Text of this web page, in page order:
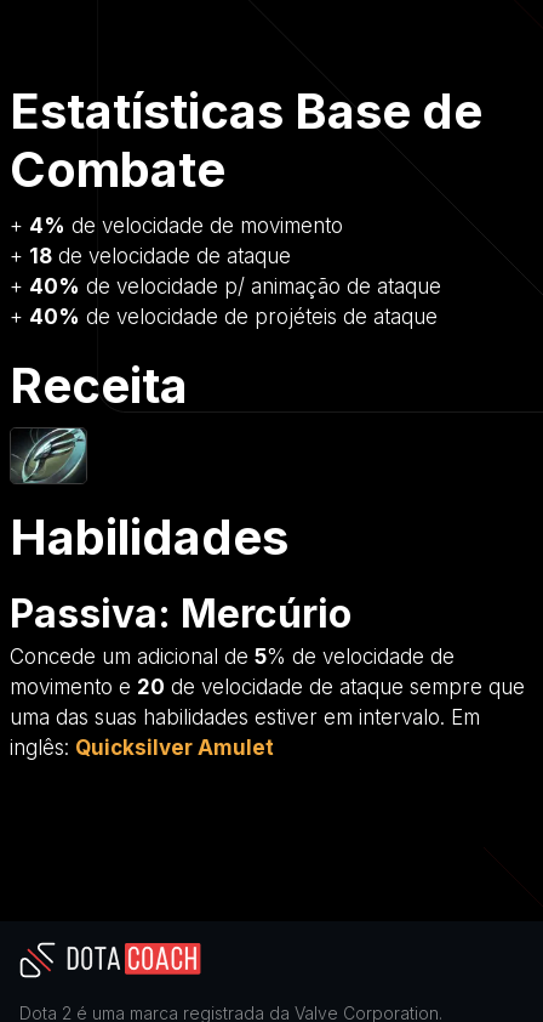
Estatísticas Base de
Combate
+ 4% de velocidade de movimento
+ 18 de velocidade de ataque
+ 40% de velocidade p/ animação de ataque
+ 40% de velocidade de projéteis de ataque
Receita
Habilidades
Passiva: Mercúrio
Concede um adicional de 5% de velocidade de
movimento e 20 de velocidade de ataque sempre que
uma das suas habilidades estiver em intervalo. Em
inglês: Quicksilver Amulet
Dota 2 é uma marca registrada da Valve Corporation.